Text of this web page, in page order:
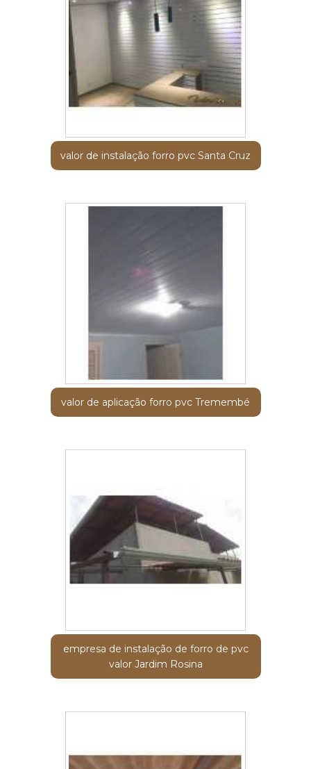
valor de instalação forro pvc Santa Cruz
valor de aplicação forro pvc Tremembé
empresa de instalação de forro de pvc
valor Jardim Rosina